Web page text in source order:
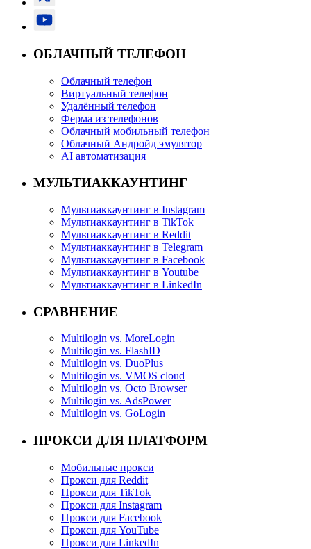
ОБЛАЧНЫЙ ТЕЛЕФОН
Облачный телефон
Виртуальный телефон
Удалённый телефон
Ферма из телефонов
Облачный мобильный телефон
Облачный Андройд эмулятор
AI автоматизация
МУЛЬТИАККАУНТИНГ
Мультиаккаунтинг в Instagram
Мультиаккаунтинг в TikTok
Мультиаккаунтинг в Reddit
Мультиаккаунтинг в Telegram
Мультиаккаунтинг в Facebook
Мультиаккаунтинг в Youtube
Мультиаккаунтинг в LinkedIn
СРАВНЕНИЕ
Multilogin vs. MoreLogin
Multilogin vs. FlashID
Multilogin vs. DuoPlus
Multilogin vs. VMOS cloud
Multilogin vs. Octo Browser
Multilogin vs. AdsPower
Multilogin vs. GoLogin
ПРОКСИ ДЛЯ ПЛАТФОРМ
Мобильные прокси
Прокси для Reddit
Прокси для TikTok
Прокси для Instagram
Прокси для Facebook
Прокси для YouTube
Прокси для LinkedIn